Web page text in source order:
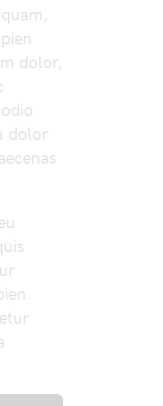
dolor,
dolor